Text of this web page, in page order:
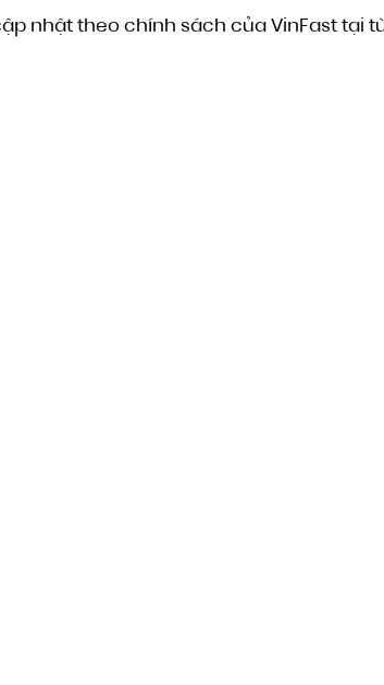
nhật theo chính sách của VinFast tại